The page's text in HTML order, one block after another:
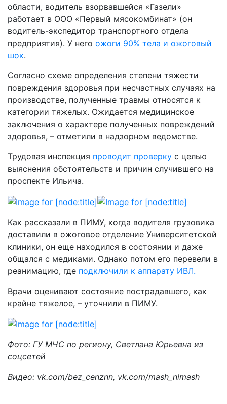
области, водитель взорвавшейся «Газели»
работает в ООО «Первый мясокомбинат» (он
водитель-экспедитор транспортного отдела
предприятия). У него ожоги 90% тела и ожоговый
шок.
Согласно схеме определения степени тяжести
повреждения здоровья при несчастных случаях на
производстве, полученные травмы относятся к
категории тяжелых. Ожидается медицинское
заключения о характере полученных повреждений
здоровья, – отметили в надзорном ведомстве.
Трудовая инспекция проводит проверку с целью
выяснения обстоятельств и причин случившего на
проспекте Ильича.
Как рассказали в ПИМУ, когда водителя грузовика
доставили в ожоговое отделение Университетской
клиники, он еще находился в состоянии и даже
общался с медиками. Однако потом его перевели в
реанимацию, где подключили к аппарату ИВЛ.
Врачи оценивают состояние пострадавшего, как
крайне тяжелое, – уточнили в ПИМУ.
Фото: ГУ МЧС по региону, Светлана Юрьевна из
соцсетей
Видео: vk.com/bez_cenznn, vk.com/mash_nimash